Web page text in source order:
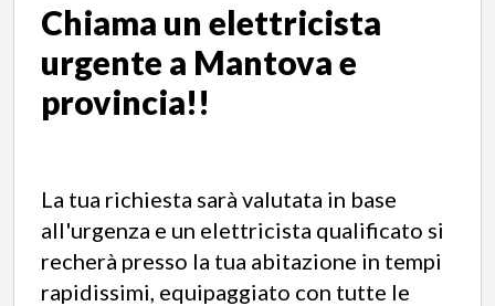
Chiama un elettricista
urgente a Mantova e
provincia!!
La tua richiesta sarà valutata in base
all'urgenza e un elettricista qualificato si
recherà presso la tua abitazione in tempi
rapidissimi, equipaggiato con tutte le